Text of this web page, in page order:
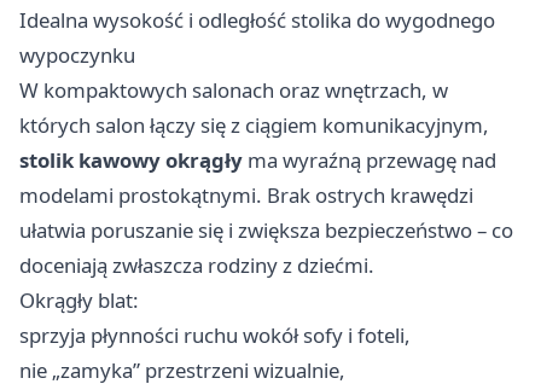
Idealna wysokość i odległość stolika do wygodnego
wypoczynku
W kompaktowych salonach oraz wnętrzach, w
których salon łączy się z ciągiem komunikacyjnym,
stolik kawowy okrągły ma wyraźną przewagę nad
modelami prostokątnymi. Brak ostrych krawędzi
ułatwia poruszanie się i zwiększa bezpieczeństwo – co
doceniają zwłaszcza rodziny z dziećmi.
Okrągły blat:
sprzyja płynności ruchu wokół sofy i foteli,
nie „zamyka” przestrzeni wizualnie,